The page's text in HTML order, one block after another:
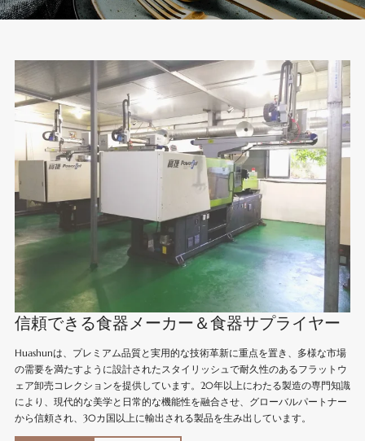
信頼できる食器メーカー＆食器サプライヤー
Huashunは、プレミアム品質と実用的な技術革新に重点を置き、多様な市場
の需要を満たすように設計されたスタイリッシュで耐久性のあるフラットウ
ェア卸売コレクションを提供しています。20年以上にわたる製造の専門知識
により、現代的な美学と日常的な機能性を融合させ、グローバルパートナー
から信頼され、30カ国以上に輸出される製品を生み出しています。